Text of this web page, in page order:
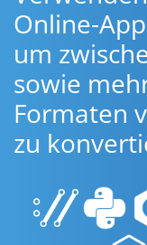
Online-
um
sowie
Formaten
zu